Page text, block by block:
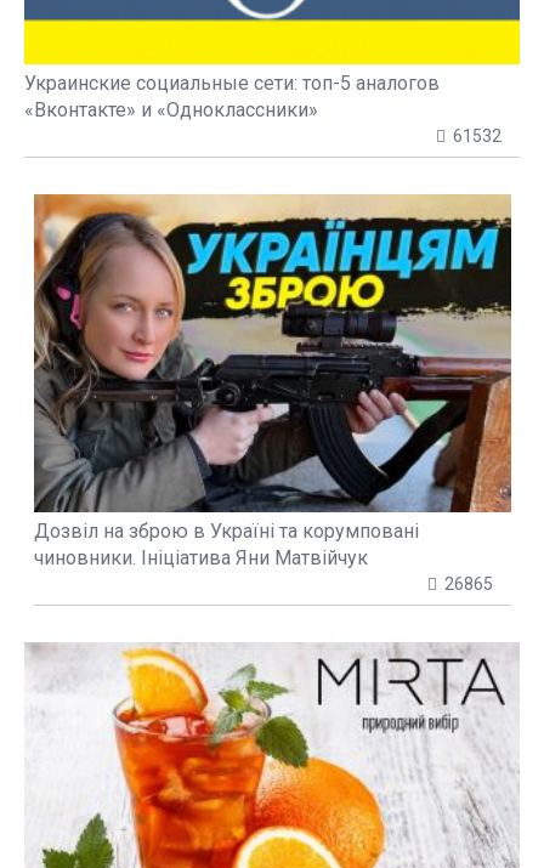
Украинские социальные сети: топ-5 аналогов
«Вконтакте» и «Одноклассники»
61532
Дозвіл на зброю в Україні та корумповані
чиновники. Ініціатива Яни Матвійчук
26865